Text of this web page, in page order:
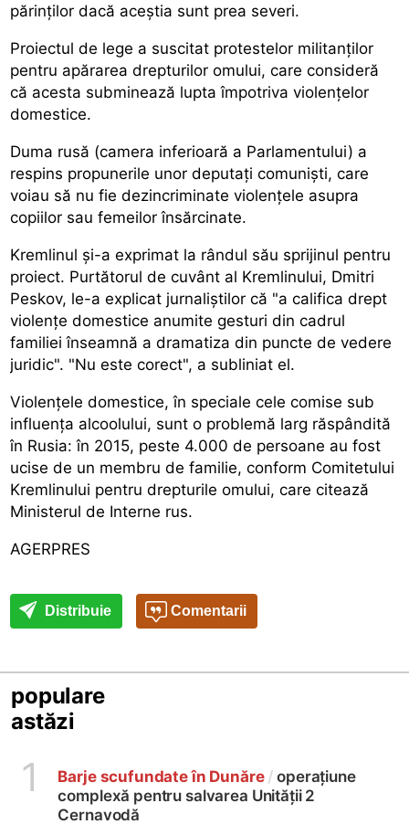
părinților dacă aceștia sunt prea severi.
Proiectul de lege a suscitat protestelor militanților
pentru apărarea drepturilor omului, care consideră
că acesta subminează lupta împotriva violențelor
domestice.
Duma rusă (camera inferioară a Parlamentului) a
respins propunerile unor deputați comuniști, care
voiau să nu fie dezincriminate violențele asupra
copiilor sau femeilor însărcinate.
Kremlinul și-a exprimat la rândul său sprijinul pentru
proiect. Purtătorul de cuvânt al Kremlinului, Dmitri
Peskov, le-a explicat jurnaliștilor că "a califica drept
violențe domestice anumite gesturi din cadrul
familiei înseamnă a dramatiza din puncte de vedere
juridic". "Nu este corect", a subliniat el.
Violențele domestice, în speciale cele comise sub
influența alcoolului, sunt o problemă larg răspândită
în Rusia: în 2015, peste 4.000 de persoane au fost
ucise de un membru de familie, conform Comitetului
Kremlinului pentru drepturile omului, care citează
Ministerul de Interne rus.
AGERPRES
Distribuie Comentarii
populare
astăzi
1 Barje scufundate în Dunăre / operațiune
complexă pentru salvarea Unității 2
Cernavodă